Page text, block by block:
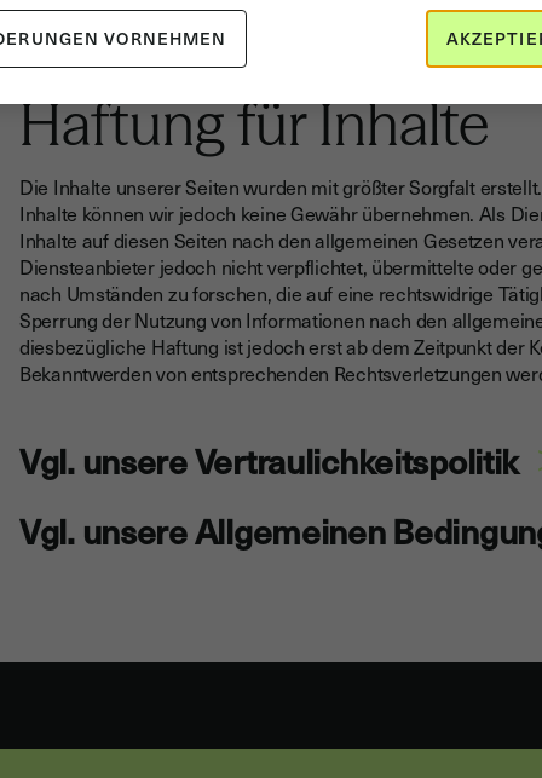
Haftung für Inhalte
Die Inhalte unserer Seiten wurden mit größter Sorgfalt
Inhalte können wir jedoch keine Gewähr übernehmen. Als
Inhalte auf diesen Seiten nach den allgemeinen Gesetzen
Diensteanbieter jedoch nicht verpflichtet, übermittelte oder
nach Umständen zu forschen, die auf eine rechtswidrige
Sperrung der Nutzung von Informationen nach den
diesbezügliche Haftung ist jedoch erst ab dem Zeitpunkt der
Bekanntwerden von entsprechenden Rechtsverletzungen
Vgl. unsere Vertraulichkeitspolitik
Vgl. unsere Allgemeinen
VORNEHMEN